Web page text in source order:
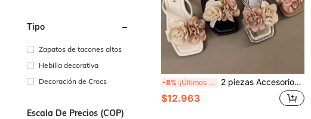
Tipo
Zapatos de tacones altos
Hebilla decorativa
Decoración de Crocs
Escala De Precios (COP)
-8% ¡Últimos 3 días 2 piezas Accesorios de zapatos desmontables DIY Decoración de zapatos Combinación de colores café marrón Poliéster Forma de flor de rosa Estilo bohemio elegante de moda Accesorios de zapatos Negro Albaricoque Plata Marrón Tacones altos Sandalias Pantuflas Zapatos Decoración de zapatos para mujer Multiusos
$12.963